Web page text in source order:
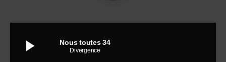
play_arrow Nous toutes 34
Divergence